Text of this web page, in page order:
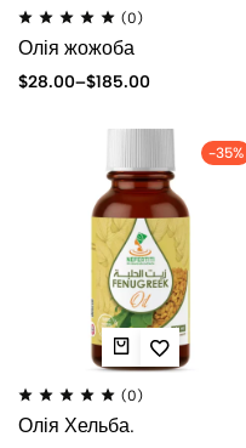
(0)
Олія жожоба
$28.00–$185.00
-35%
(0)
Олія Хельба.